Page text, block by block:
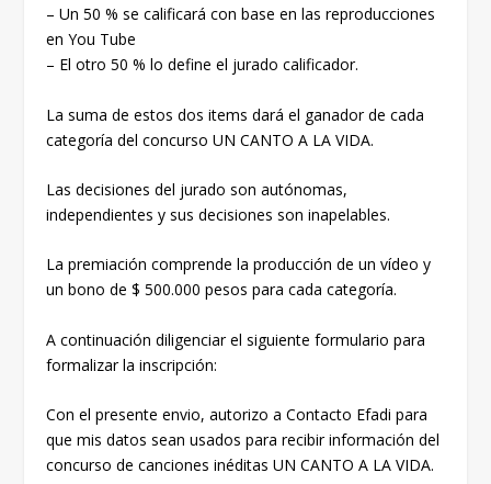
– Un 50 % se calificará con base en las reproducciones
en You Tube
– El otro 50 % lo define el jurado calificador.
La suma de estos dos items dará el ganador de cada
categoría del concurso UN CANTO A LA VIDA.
Las decisiones del jurado son autónomas,
independientes y sus decisiones son inapelables.
La premiación comprende la producción de un vídeo y
un bono de $ 500.000 pesos para cada categoría.
A continuación diligenciar el siguiente formulario para
formalizar la inscripción:
Con el presente envio, autorizo a Contacto Efadi para
que mis datos sean usados para recibir información del
concurso de canciones inéditas UN CANTO A LA VIDA.